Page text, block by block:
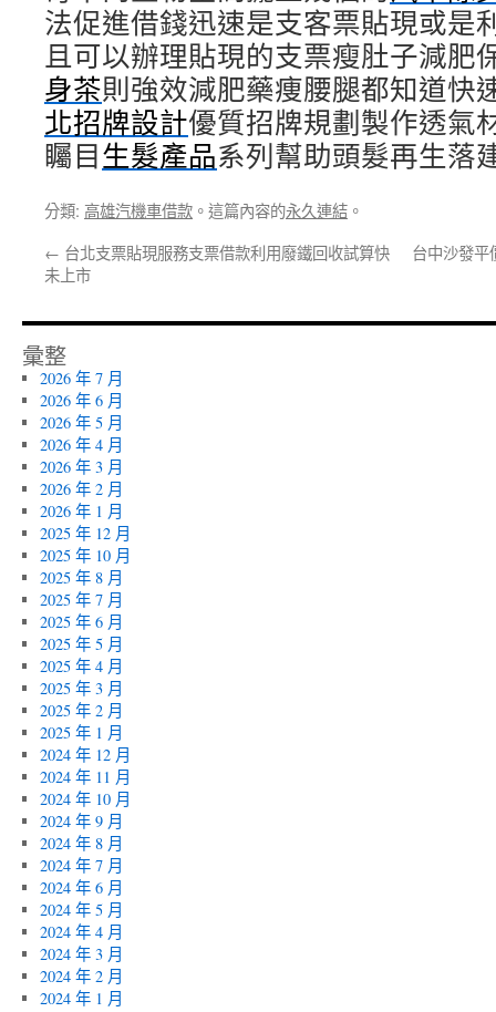
法促進借錢迅速是支客票貼現或是
且可以辦理貼現的支票瘦肚子減肥
身茶則強效減肥藥痩腰腿都知道快
北招牌設計優質招牌規劃製作透氣
矚目生髮產品系列幫助頭髮再生落
分類: 高雄汽機車借款 。這篇內容的永久連結 。
← 台北支票貼現服務支票借款利用廢鐵回收試算快
未上市
台中沙發平
彙整
2026 年 7 月
2026 年 6 月
2026 年 5 月
2026 年 4 月
2026 年 3 月
2026 年 2 月
2026 年 1 月
2025 年 12 月
2025 年 10 月
2025 年 8 月
2025 年 7 月
2025 年 6 月
2025 年 5 月
2025 年 4 月
2025 年 3 月
2025 年 2 月
2025 年 1 月
2024 年 12 月
2024 年 11 月
2024 年 10 月
2024 年 9 月
2024 年 8 月
2024 年 7 月
2024 年 6 月
2024 年 5 月
2024 年 4 月
2024 年 3 月
2024 年 2 月
2024 年 1 月